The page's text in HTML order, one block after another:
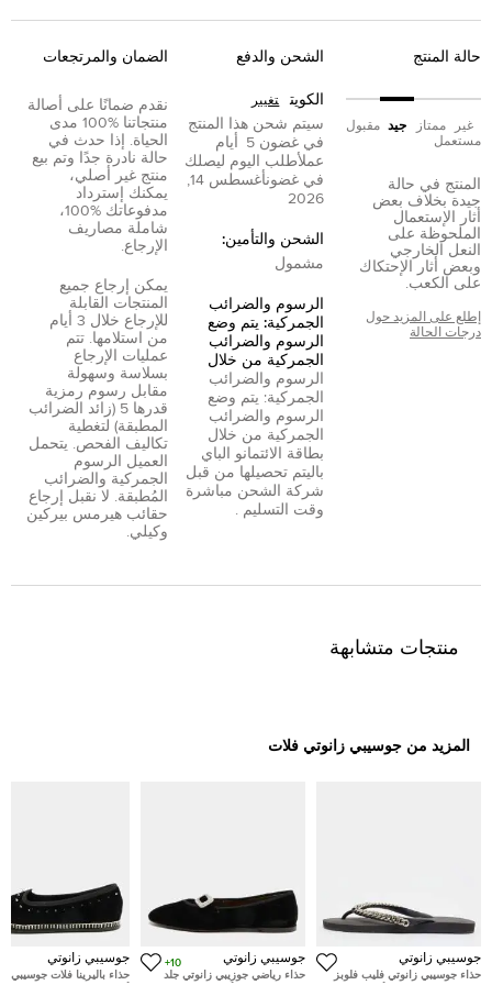
حالة المنتج
غير
مستعمل
ممتاز جيد مقبول
المنتج في حالة
جيدة بخلاف بعض
أثار الإستعمال
الملحوظة على
النعل الخارجي
وبعض أثار الإحتكاك
على الكعب.
إطلع على المزيد حول
درجات الحالة
الشحن والدفع
الكويت تغيير
سيتم شحن هذا المنتج
في غضون 5
أيام
عملأطلب اليوم ليصلك
في غضون
أغسطس 14,
2026
الشحن والتأمين:
مشمول
الرسوم والضرائب
الجمركية: يتم وضع
الرسوم والضرائب
الجمركية من خلال
الرسوم والضرائب
الجمركية: يتم وضع
الرسوم والضرائب
الجمركية من خلال
بطاقة الائتمانو
الباي
باليتم تحصيلها من قبل
شركة الشحن مباشرة
وقت التسليم .
الضمان والمرتجعات
نقدم ضمانًا على أصالة
منتجاتنا %100 مدى
الحياة. إذا حدث في
حالة نادرة جدًا وتم بيع
منتج غير أصلي،
يمكنك إسترداد
مدفوعاتك %100،
شاملة مصاريف
الإرجاع.
يمكن إرجاع جميع
المنتجات القابلة
للإرجاع خلال 3 أيام
من استلامها. تتم
عمليات الإرجاع
بسلاسة وسهولة
مقابل رسوم رمزية
قدرها 5 (زائد الضرائب
المطبقة) لتغطية
تكاليف الفحص. يتحمل
العميل الرسوم
الجمركية والضرائب
المُطبقة. لا نقبل إرجاع
حقائب هيرمس بيركين
وكيلي.
منتجات متشابهة
المزيد من جوسيبي زانوتي فلات
جوسيبي زانوتي
حذاء جوسيبي زانوتي فليب فلوبز
جوسيبي زانوتي
10+
حذاء رياضي جوزيبي زانوتي جلد
جوسيبي زانوتي
حذاء باليرينا فلات جوسيبي